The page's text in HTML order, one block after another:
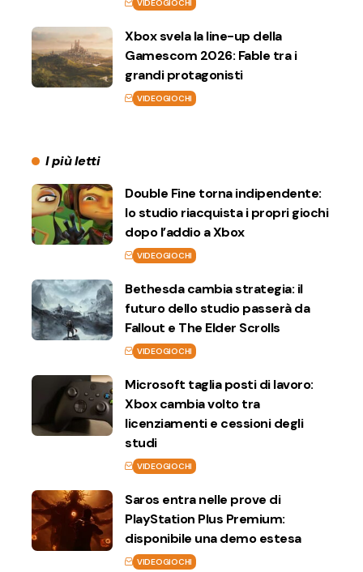
VIDEOGIOCHI
Xbox svela la line-up della
Gamescom 2026: Fable tra i
grandi protagonisti
VIDEOGIOCHI
I più letti
Double Fine torna indipendente:
lo studio riacquista i propri giochi
dopo l’addio a Xbox
VIDEOGIOCHI
Bethesda cambia strategia: il
futuro dello studio passerà da
Fallout e The Elder Scrolls
VIDEOGIOCHI
Microsoft taglia posti di lavoro:
Xbox cambia volto tra
licenziamenti e cessioni degli
studi
VIDEOGIOCHI
Saros entra nelle prove di
PlayStation Plus Premium:
disponibile una demo estesa
VIDEOGIOCHI